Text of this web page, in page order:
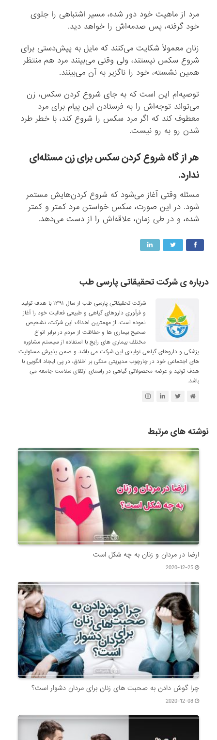
مرد از ماهیت خود دور شده، مسیر اشتباهی را جلوی
خود گرفته، پس صدمه‌اش را خواهد دید.
زنان معمولاً شکایت می‌کنند که مایل به پیش‌دستی برای
شروع سکس نیستند،‌ ولی وقتی می‌بینند مرد هم منتظر
همین نشسته، خود را ناگزیر به آن می‌بینند.
توصیه‌ام این است که به جای شروع کردن سکس، زن
می‌تواند توجه‌اش را به فرستادن این پیام برای مرد
معطوف کند که اگر مرد سکس را شروع کند، با خطر طرد
شدن رو به رو نیست.
هر از گاه شروع کردن سکس برای زن مسئله‌ای
ندارد.
مسئله وقتی آغاز می‌شود که شروع کردن‌هایش مستمر
شود. در این صورت، سکس خواستن مرد کمتر و کمتر
شده،‌ و در طی زمان، علاقه‌اش را از دست می‌دهد.
درباره ی شرکت تحقیقاتی پارسی طب
شرکت تحقیقاتی پارسی طب از سال ۱۳۹۱ با هدف تولید
و فرآوری داروهای گیاهی و طبیعی فعالیت خود را آغاز
نموده است. از مهمترین اهداف این شرکت، تشخیص
صحیح بیماری ها و حفاظت از مردم در برابر انواع
مختلف بیماری های رایج با استفاده از سیستم مشاوره
پزشکی و داروهای گیاهی تولیدی این شرکت می باشد و ضمن پذیرش مسئولیت
های اجتماعی خود در چارچوب مدیریتی متکی بر اخلاق، در پی ایجاد الگویی با
هدف تولید و عرضه محصولاتی گیاهی در راستای ارتقای سلامت جامعه می
باشد.
نوشته های مرتبط
ارضا در مردان و زنان به چه شکل است
2020-12-25
چرا گوش دادن به صحبت های زنان برای مردان دشوار است؟
2020-12-08